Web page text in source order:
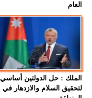
العام
الملك : حل الدولتين أساسي
لتحقيق السلام والازدهار في